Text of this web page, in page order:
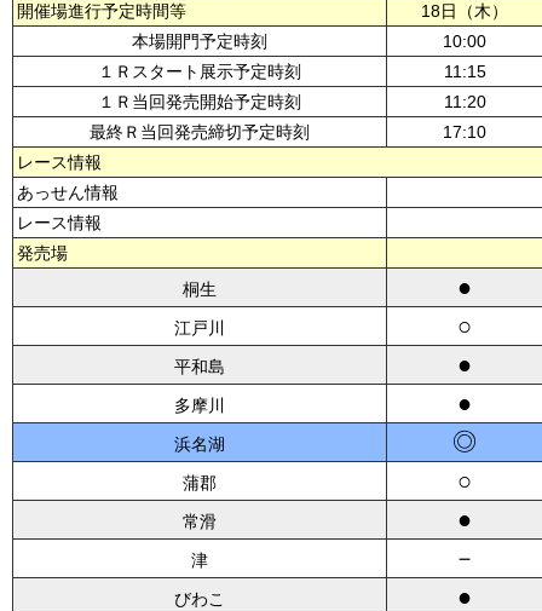
開催場進行予定時間等
18日（木）
本場開門予定時刻
10:00
１Ｒスタート展示予定時刻
11:15
１Ｒ当回発売開始予定時刻
11:20
最終Ｒ当回発売締切予定時刻
17:10
レース情報
あっせん情報
レース情報
発売場
桐生
●
江戸川 ○
平和島 ●
多摩川 ●
浜名湖 ◎
蒲郡 ○
常滑 ●
津 －
びわこ ●